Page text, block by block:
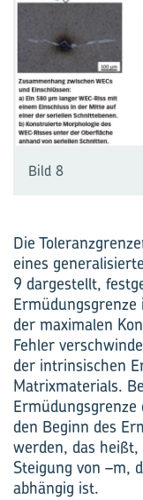
Bild 8
Die
eines
9 dargestellt,
der maximalen
Fehler
der intrinsischen
Matrixmaterials.
den Beginn des
werden, das
Steigung von –m,
abhängig ist.